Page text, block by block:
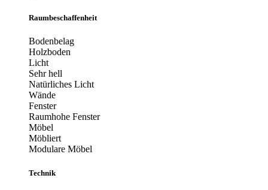
Raumbeschaffenheit
Bodenbelag
Holzboden
Licht
Sehr hell
Natürliches Licht
Wände
Fenster
Raumhohe Fenster
Möbel
Möbliert
Modulare Möbel
Technik